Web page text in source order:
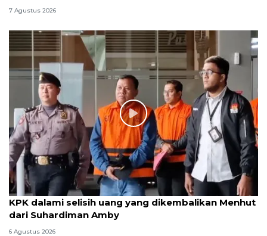
7 Agustus 2026
KPK dalami selisih uang yang dikembalikan Menhut
dari Suhardiman Amby
6 Agustus 2026